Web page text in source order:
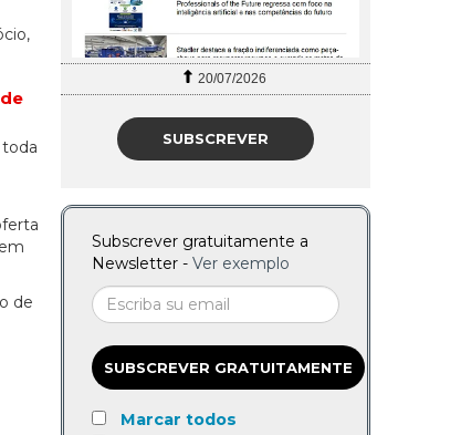
de
20/07/2026
SUBSCREVER
Subscrever gratuitamente a
Newsletter - Ver exemplo
SUBSCREVER GRATUITAMENTE
Marcar todos